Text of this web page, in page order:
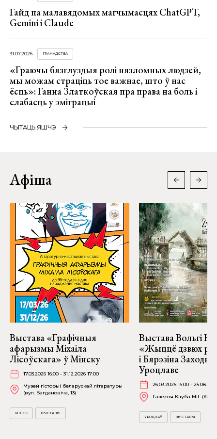
Гайд па малавядомых магчымасцях ChatGPT,
Gemini і Claude
31.07.2026 ГРАМАДСТВА
«Граючы бязглуздыя ролі нязломных людзей,
мы можам страціць тое важнае, што ў нас
ёсць»: Ганна Златкоўская пра права на боль і
слабасць у эміграцыі
ЧЫТАЦЬ ЯШЧЭ
Афіша
Выстава «Графічныя
афарызмы Міхаіла
Лісоўскага» ў Мінску
17.03.2026 16:00 - 31.12.2026 17:00
Музей гісторыі беларускай літаратуры
(вул. Багдановіча, 13)
МІНСК ВЫСТАВЫ
Выстава Вольгі
«Жыццё дзвюх
і Бярэзіна
Уроцлаве
26.03.2026 16:00 -
Галерэя Клуба MiL
УРОЦЛАЎ ВЫСТАВЫ